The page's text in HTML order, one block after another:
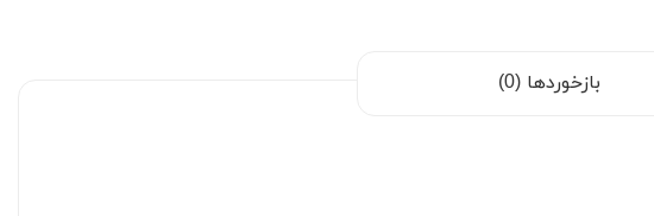
بازخوردها (0)